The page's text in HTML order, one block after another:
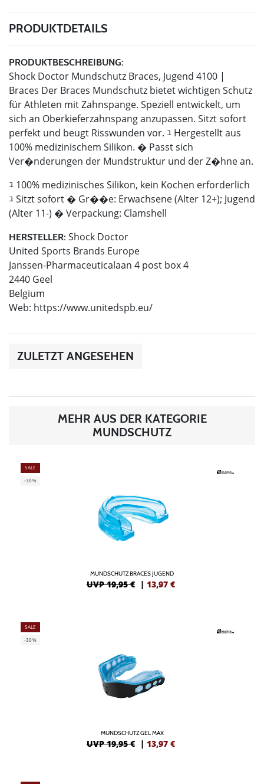
PRODUKTDETAILS
PRODUKTBESCHREIBUNG:
Shock Doctor Mundschutz Braces, Jugend 4100 |
Braces Der Braces Mundschutz bietet wichtigen Schutz
für Athleten mit Zahnspange. Speziell entwickelt, um
sich an Oberkieferzahnspang anzupassen. Sitzt sofort
perfekt und beugt Risswunden vor. ﾕ Hergestellt aus
100% medizinischem Silikon. � Passt sich
Ver�nderungen der Mundstruktur und der Z�hne an.
ﾕ 100% medizinisches Silikon, kein Kochen erforderlich
ﾕ Sitzt sofort � Gr��e: Erwachsene (Alter 12+); Jugend
(Alter 11-) � Verpackung: Clamshell
HERSTELLER: Shock Doctor
United Sports Brands Europe
Janssen-Pharmaceuticalaan 4 post box 4
2440 Geel
Belgium
Web: https://www.unitedspb.eu/
ZULETZT ANGESEHEN
MEHR AUS DER KATEGORIE
MUNDSCHUTZ
SALE
-30%
MUNDSCHUTZ BRACES JUGEND
UVP 19,95 € | 13,97 €
SALE
-30%
MUNDSCHUTZ GEL MAX
UVP 19,95 € | 13,97 €